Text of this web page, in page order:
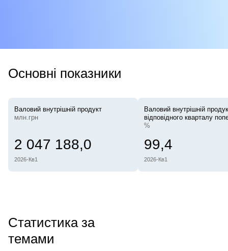
Основні показники
Валовий внутрішній продукт
млн.грн
2 047 188,0
2026-Кв1
Валовий внутрішній
відповідного кварталу
%
99,4
2026-Кв1
Статистика за
темами